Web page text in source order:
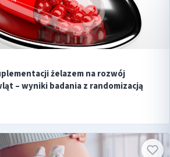
żelazem na rozwój
– wyniki badania z randomizacją